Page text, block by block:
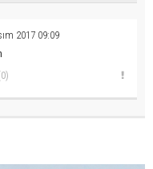
2017 09:09